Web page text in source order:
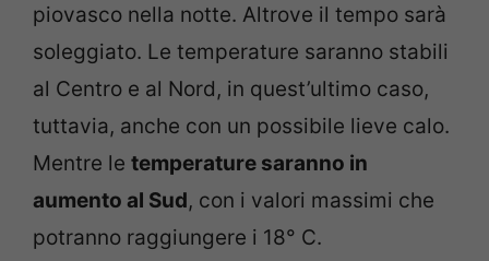
piovasco nella notte. Altrove il tempo sarà
soleggiato. Le temperature saranno stabili
al Centro e al Nord, in quest’ultimo caso,
tuttavia, anche con un possibile lieve calo.
Mentre le temperature saranno in
aumento al Sud, con i valori massimi che
potranno raggiungere i 18° C.